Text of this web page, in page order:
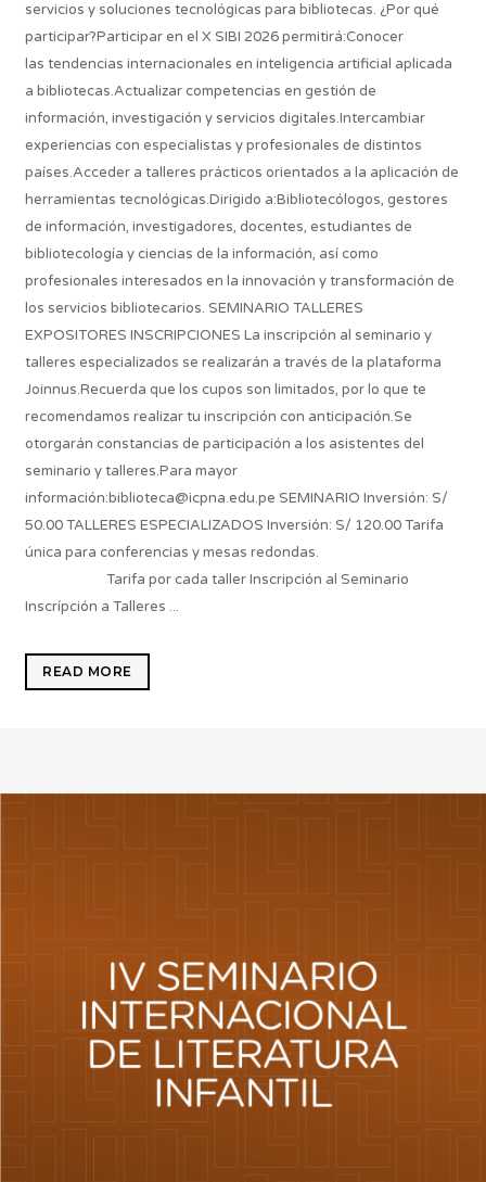
servicios y soluciones tecnológicas para bibliotecas. ¿Por qué
participar?Participar en el X SIBI 2026 permitirá:Conocer
las tendencias internacionales en inteligencia artificial aplicada
a bibliotecas.Actualizar competencias en gestión de
información, investigación y servicios digitales.Intercambiar
experiencias con especialistas y profesionales de distintos
países.Acceder a talleres prácticos orientados a la aplicación de
herramientas tecnológicas.Dirigido a:Bibliotecólogos, gestores
de información, investigadores, docentes, estudiantes de
bibliotecología y ciencias de la información, así como
profesionales interesados en la innovación y transformación de
los servicios bibliotecarios. SEMINARIO TALLERES
EXPOSITORES INSCRIPCIONES La inscripción al seminario y
talleres especializados se realizarán a través de la plataforma
Joinnus.Recuerda que los cupos son limitados, por lo que te
recomendamos realizar tu inscripción con anticipación.Se
otorgarán constancias de participación a los asistentes del
seminario y talleres.Para mayor
información:biblioteca@icpna.edu.pe SEMINARIO Inversión: S/
50.00 TALLERES ESPECIALIZADOS Inversión: S/ 120.00 Tarifa
única para conferencias y mesas redondas.
Tarifa por cada taller Inscripción al Seminario
Inscrípción a Talleres ...
READ MORE